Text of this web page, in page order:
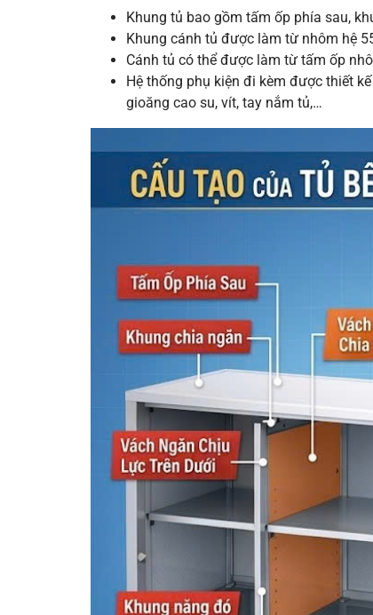
Khung tủ bao gồm tấm ốp phía sau,
Khung cánh tủ được làm từ nhôm hệ
Cánh tủ có thể được làm từ tấm ốp
Hệ thống phụ kiện đi kèm được thiết
gioăng cao su, vít, tay nắm tủ,…